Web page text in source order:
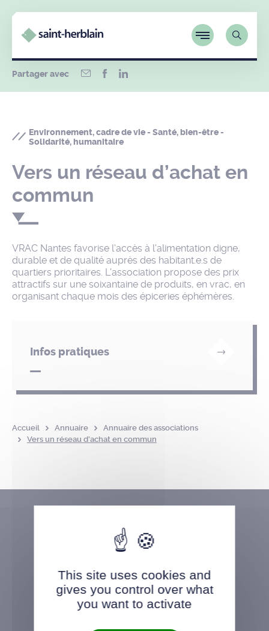
Partager avec
Environnement, cadre de vie - Santé, bien-être -
Solidarité, humanitaire
Vers un réseau d’achat en
commun
Infos pratiques
VRAC Nantes favorise l'accès à l'alimentation digne,
durable et de qualité auprès des habitant.e.s de
quartiers prioritaires. L'association propose des prix
attractifs sur une soixantaine de produits, en vrac, en
organisant chaque mois des épiceries éphémères.
Accueil Annuaire
Annuaire des associations
Vers un réseau d’achat en commun
This site uses cookies and
gives you control over what
you want to activate